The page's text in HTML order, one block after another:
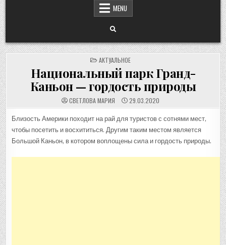
MENU
POSTED
IN
АКТУАЛЬНОЕ
Национальный парк Гранд-
Каньон — гордость природы
СВЕТЛОВА МАРИЯ 29.03.2020
Близость Америки походит на рай для туристов с сотнями мест,
чтобы посетить и восхититься. Другим таким местом является
Большой Каньон, в котором воплощены сила и гордость природы.